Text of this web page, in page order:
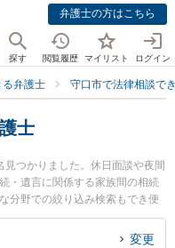
弁護士の方はこちら
探す 閲覧履歴 マイリスト ログイン
弁護士 守口市で法律相談で
士
つかりました。休日面談や夜間
・遺言に関係する家族間の相続
分野での絞り込み検索もでき便
のプロフィール情報や弁護士費
土日や夜間に発生した遺言無効
変更